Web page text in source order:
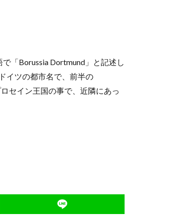
「Borussia Dortmund」と記述し
イツの都市名で、前半の
セイン王国の事で、近隣にあっ